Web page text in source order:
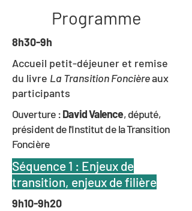
Programme
8h30-9h
Accueil petit-déjeuner et remise
du livre La Transition Foncièreaux
participants
Ouverture :David Valence, député,
président de l'Institut de la Transition
Foncière
Séquence 1 : Enjeux de
transition, enjeux de filière
9h10-9h20